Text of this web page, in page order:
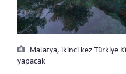
Malatya, ikinci kez Türkiye
yapacak